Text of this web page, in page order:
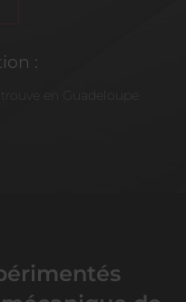
:
en Guadeloupe.